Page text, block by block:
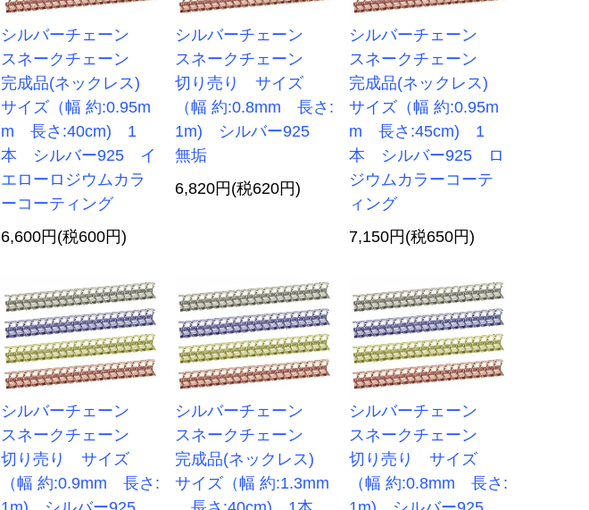
シルバーチェーン
スネークチェーン
完成品(ネックレス)
サイズ（幅 約:0.95m
m 長さ:40cm) 1
本 シルバー925 イ
エローロジウムカラ
ーコーティング
6,600円(税600円)
シルバーチェーン
スネークチェーン
切り売り サイズ
（幅 約:0.8mm 長さ:
1m) シルバー925
無垢
6,820円(税620円)
シルバーチェーン
スネークチェーン
完成品(ネックレス)
サイズ（幅 約:0.95m
m 長さ:45cm) 1
本 シルバー925 ロ
ジウムカラーコーテ
ィング
7,150円(税650円)
シルバーチェーン
スネークチェーン
切り売り サイズ
（幅 約:0.9mm 長さ:
シルバーチェーン
スネークチェーン
完成品(ネックレス)
サイズ（幅 約:1.3mm
シルバーチェーン
スネークチェーン
切り売り サイズ
（幅 約:0.8mm 長さ: